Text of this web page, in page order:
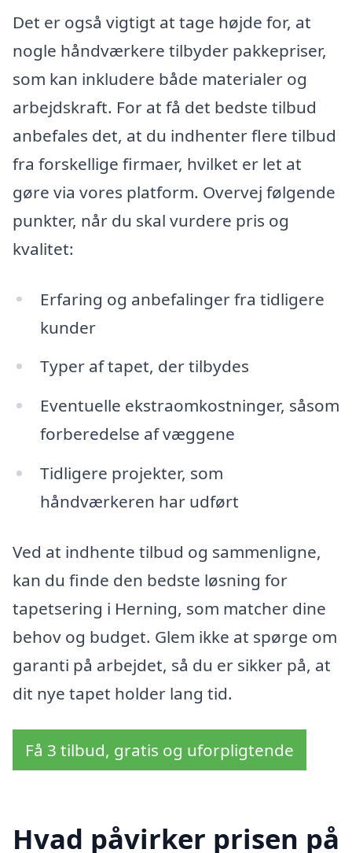
Det er også vigtigt at tage højde for, at
nogle håndværkere tilbyder pakkepriser,
som kan inkludere både materialer og
arbejdskraft. For at få det bedste tilbud
anbefales det, at du indhenter flere tilbud
fra forskellige firmaer, hvilket er let at
gøre via vores platform. Overvej følgende
punkter, når du skal vurdere pris og
kvalitet:
Erfaring og anbefalinger fra tidligere
kunder
Typer af tapet, der tilbydes
Eventuelle ekstraomkostninger, såsom
forberedelse af væggene
Tidligere projekter, som
håndværkeren har udført
Ved at indhente tilbud og sammenligne,
kan du finde den bedste løsning for
tapetsering i Herning, som matcher dine
behov og budget. Glem ikke at spørge om
garanti på arbejdet, så du er sikker på, at
dit nye tapet holder lang tid.
Få 3 tilbud, gratis og uforpligtende
Hvad påvirker prisen på